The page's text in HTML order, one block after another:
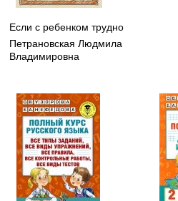
Если с ребенком трудно
Петрановская Людмила
Владимировна